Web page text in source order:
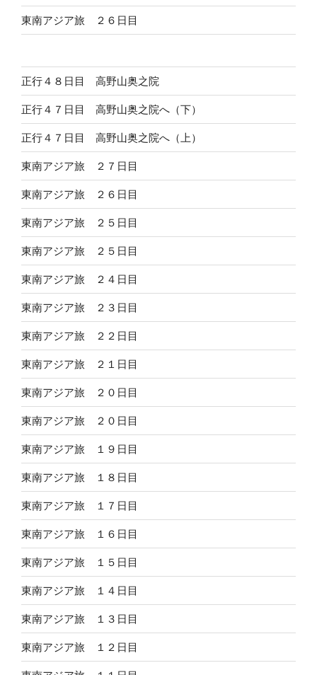
東南アジア旅 ２６日目
正行４８日目 高野山奥之院
正行４７日目 高野山奥之院へ（下）
正行４７日目 高野山奥之院へ（上）
東南アジア旅 ２７日目
東南アジア旅 ２６日目
東南アジア旅 ２５日目
東南アジア旅 ２５日目
東南アジア旅 ２４日目
東南アジア旅 ２３日目
東南アジア旅 ２２日目
東南アジア旅 ２１日目
東南アジア旅 ２０日目
東南アジア旅 ２０日目
東南アジア旅 １９日目
東南アジア旅 １８日目
東南アジア旅 １７日目
東南アジア旅 １６日目
東南アジア旅 １５日目
東南アジア旅 １４日目
東南アジア旅 １３日目
東南アジア旅 １２日目